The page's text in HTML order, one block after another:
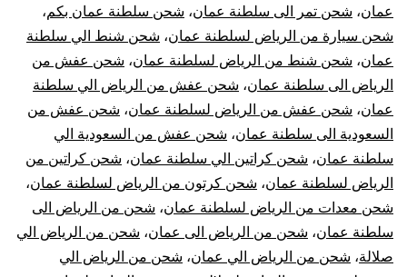
عمان، شحن تمر الى سلطنة عمان، شحن سلطنة عمان بكم،
شحن سيارة من الرياض لسلطنة عمان، شحن شنط الي سلطنة
عمان، شحن شنط من الرياض لسلطنة عمان، شحن عفش من
الرياض الى سلطنة عمان، شحن عفش من الرياض الي سلطنة
عمان، شحن عفش من الرياض لسلطنة عمان، شحن عفش من
السعودية الى سلطنة عمان، شحن عفش من السعودية الي
سلطنة عمان، شحن كراتين الي سلطنة عمان، شحن كراتين من
الرياض لسلطنة عمان، شحن كرتون من الرياض لسلطنة عمان،
شحن معدات من الرياض لسلطنة عمان، شحن من الرياض الى
سلطنة عمان، شحن من الرياض الى عمان، شحن من الرياض الي
صلالة، شحن من الرياض الي عمان، شحن من الرياض الي